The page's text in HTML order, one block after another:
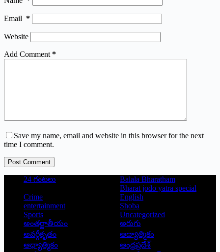
Email *
Website
Add Comment *
Save my name, email and website in this browser for the next
time I comment.
Post Comment
24 గంటలు
Balala Bharatham
Bharat jodo yatra special
Crime
English
entertainment
Shoba
Sports
Uncategorized
అంతర్జాతీయం
అరుగు
అవర్గీకృతం
ఆద్యాత్మికం
ఆధ్యాత్మికం
ఆంధ్రప్రదేశ్